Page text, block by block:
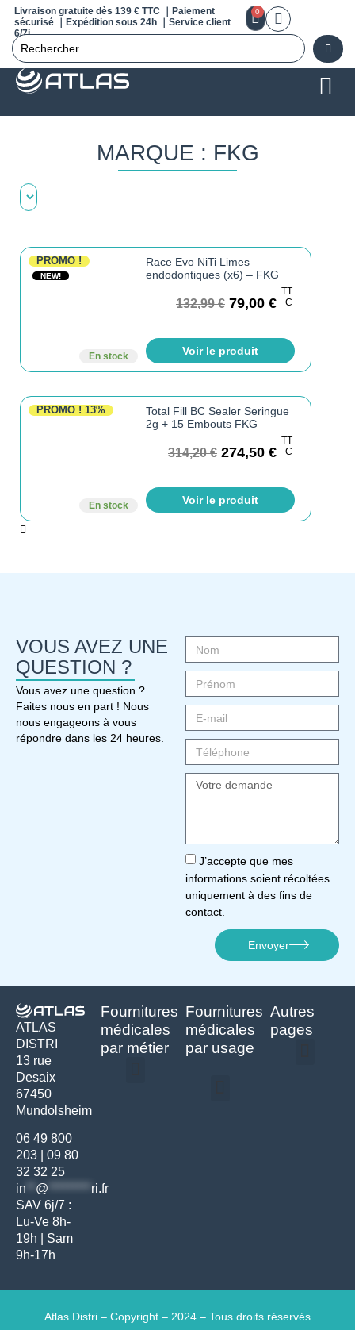
Livraison gratuite dès 139 € TTC ｜Paiement
sécurisé ｜Expédition sous 24h ｜Service client
6/7j
0
MARQUE : FKG
PROMO !
NEW!
En stock
Race Evo NiTi Limes
endodontiques (x6) – FKG
132,99€ 79,00 €
TT
C
Voir le produit
PROMO ! 13%
En stock
Total Fill BC Sealer Seringue
2g + 15 Embouts FKG
314,20€ 274,50 €
TT
C
Voir le produit
VOUS AVEZ UNE
QUESTION ?
Vous avez une question ?
Faites nous en part ! Nous
nous engageons à vous
répondre dans les 24 heures.
J’accepte que mes
informations soient récoltées
uniquement à des fins de
contact.
Envoyer
ATLAS
DISTRI
13 rue
Desaix
67450
Mundolsheim
06 49 800
203
09 80
32 32 25
in
@ ********* ri.fr
SAV 6j/7 :
Lu-Ve 8h-
19h | Sam
9h-17h
Fournitures
médicales
par métier
Fournitures
médicales
par usage
Autres
pages
Atlas Distri – Copyright – 2024 – Tous droits réservés